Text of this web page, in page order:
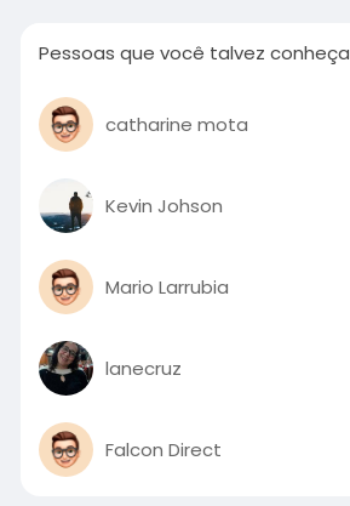
Pessoas que você talvez conheça
catharine mota
Kevin Johson
Mario Larrubia
lanecruz
Falcon Direct